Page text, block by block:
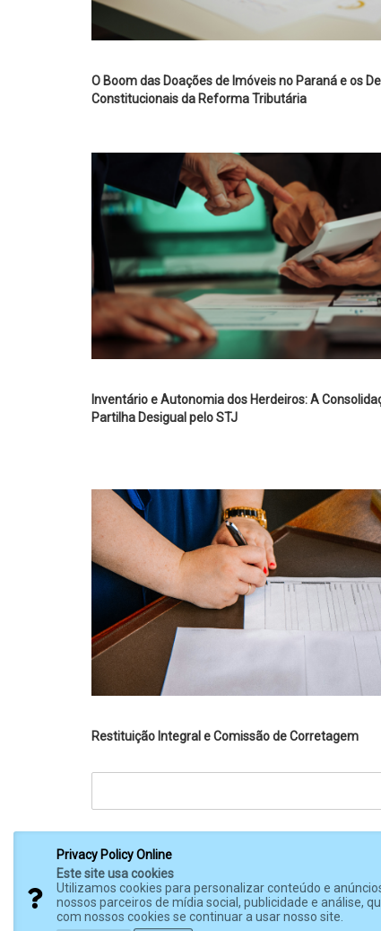
O Boom das Doações de Imóveis no Paraná e os
Constitucionais da Reforma Tributária
Inventário e Autonomia dos Herdeiros: A
Partilha Desigual pelo STJ
Restituição Integral e Comissão de Corretagem
Privacy Policy Online
Este site usa cookies
Utilizamos cookies para personalizar conteúdo e
nossos parceiros de mídia social, publicidade e análise,
com nossos cookies se continuar a usar nosso site.